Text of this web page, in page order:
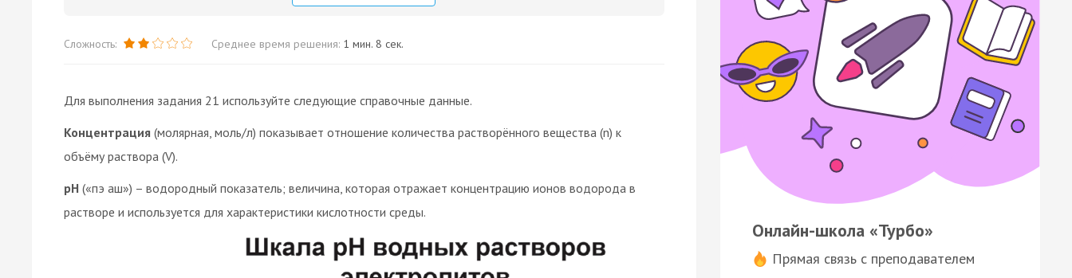
Сложность: Среднее время решения: 1 мин. 8 сек.
Для выполнения задания 21 используйте следующие справочные данные.
Концентрация (молярная, моль/л) показывает отношение количества растворённого вещества (n) к
объёму раствора (V).
pH («пэ аш») – водородный показатель; величина, которая отражает концентрацию ионов водорода в
растворе и используется для характеристики кислотности среды.
Онлайн-школа «Турбо»
Прямая связь с преподавателем